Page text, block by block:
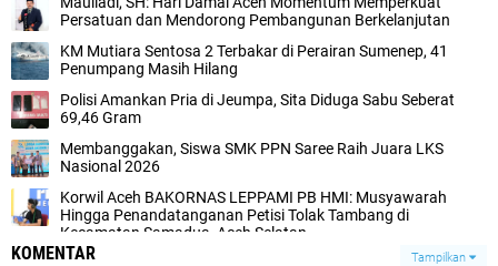
Persatuan dan Mendorong Pembangunan Berkelanjutan
KM Mutiara Sentosa 2 Terbakar di Perairan Sumenep, 41
Penumpang Masih Hilang
Polisi Amankan Pria di Jeumpa, Sita Diduga Sabu Seberat
69,46 Gram
Membanggakan, Siswa SMK PPN Saree Raih Juara LKS
Nasional 2026
Korwil Aceh BAKORNAS LEPPAMI PB HMI: Musyawarah
Hingga Penandatanganan Petisi Tolak Tambang di
Kecamatan Samadua, Aceh Selatan
KOMENTAR Tampilkan